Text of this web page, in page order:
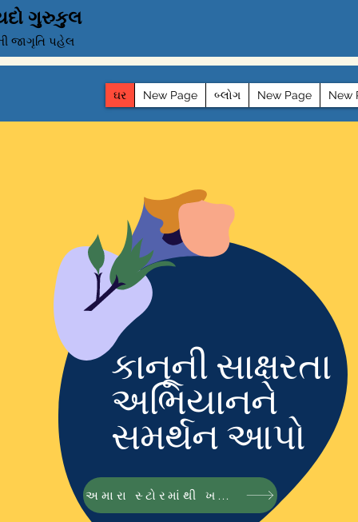
ગુરુકુલ
જાગૃતિ પહેલ
ઘર New Page બ્લોગ New Page New
કાનૂની સાક્ષરતા
અભિયાનને
સમર્થન આપો
અમારા સ્ટોરમાંથી ખરીદો